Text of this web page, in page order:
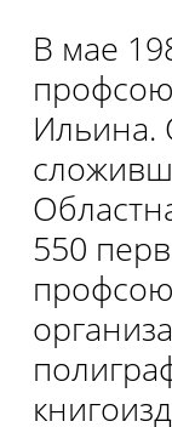
В мае
Ильина.
550